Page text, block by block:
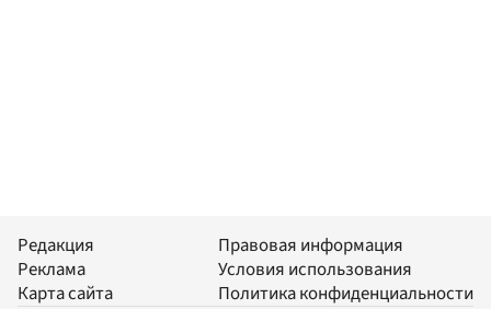
Редакция
Реклама
Карта сайта
Правовая информация
Условия использования
Политика конфиденциальности